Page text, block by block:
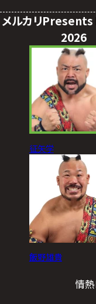
メルカリPresents
2026
征矢学
飯野雄貴
情